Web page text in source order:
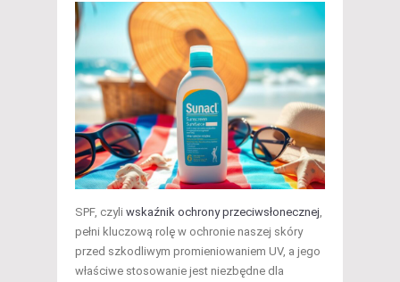
SPF, czyli wskaźnik ochrony przeciwsłonecznej,
pełni kluczową rolę w ochronie naszej skóry
przed szkodliwym promieniowaniem UV, a jego
właściwe stosowanie jest niezbędne dla